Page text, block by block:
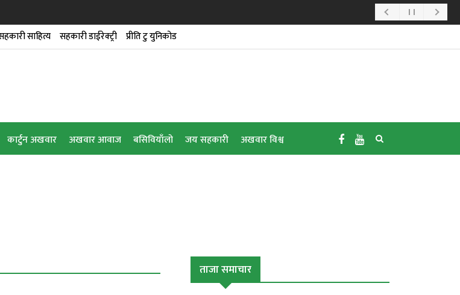
साहित्य सहकारी डाईरेक्ट्री प्रीति टु युनिकोड
कार्टुन अखवार अखवार आवाज बसिवियाँलो जय सहकारी अखवार विश्व
ताजा समाचार